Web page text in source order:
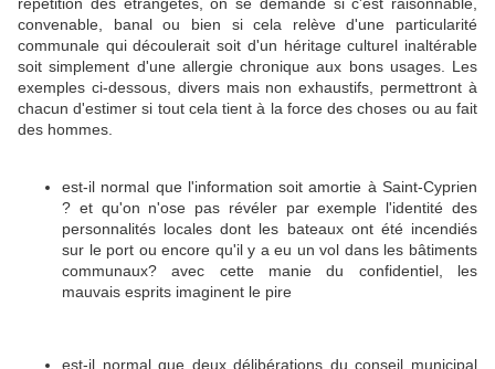
répétition des étrangetés, on se demande si c'est raisonnable,
convenable, banal ou bien si cela relève d'une particularité
communale qui découlerait soit d'un héritage culturel inaltérable
soit simplement d'une allergie chronique aux bons usages. Les
exemples ci-dessous, divers mais non exhaustifs, permettront à
chacun d'estimer si tout cela tient à la force des choses ou au fait
des hommes.
est-il normal que l'information soit amortie à Saint-Cyprien
? et qu'on n'ose pas révéler par exemple l'identité des
personnalités locales dont les bateaux ont été incendiés
sur le port ou encore qu'il y a eu un vol dans les bâtiments
communaux? avec cette manie du confidentiel, les
mauvais esprits imaginent le pire
est-il normal que deux délibérations du conseil municipal